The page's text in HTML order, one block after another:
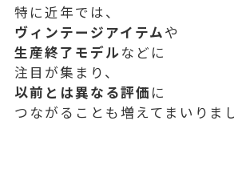
特に近年では、
ヴィンテージアイテムや
生産終了モデルなどに
注目が集まり、
以前とは異なる評価 に
つながることも増えてまいりま